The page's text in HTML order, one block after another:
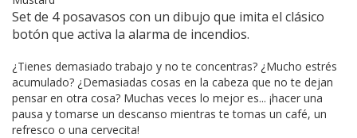
Set de 4 posavasos con un dibujo que imita el clásico
botón que activa la alarma de incendios.
¿Tienes demasiado trabajo y no te concentras? ¿Mucho estrés
acumulado? ¿Demasiadas cosas en la cabeza que no te dejan
pensar en otra cosa? Muchas veces lo mejor es... ¡hacer una
pausa y tomarse un descanso mientras te tomas un café, un
refresco o una cervecita!